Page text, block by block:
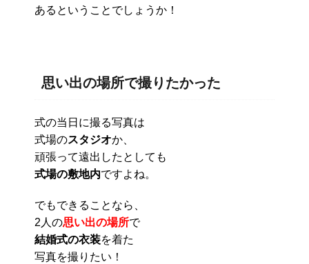
あるということでしょうか！
思い出の場所で撮りたかった
式の当日に撮る写真は
式場のスタジオか、
頑張って遠出したとしても
式場の敷地内ですよね。
でもできることなら、
2人の思い出の場所で
結婚式の衣装を着た
写真を撮りたい！